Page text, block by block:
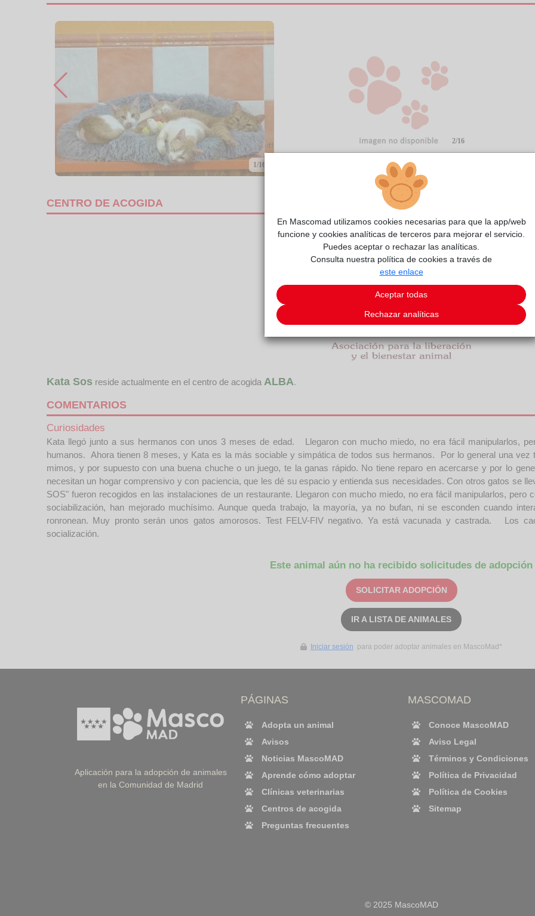
1/16
2/16
CENTRO DE ACOGIDA
Kata Sos reside actualmente en el centro de acogida ALBA.
COMENTARIOS
Curiosidades
Kata llegó junto a sus hermanos con unos 3 meses de edad. Llegaron con mucho miedo, no era fácil manipularlos,
humanos. Ahora tienen 8 meses, y Kata es la más sociable y simpática de todos sus hermanos. Por lo general una
mimos, y por supuesto con una buena chuche o un juego, te la ganas rápido. No tiene reparo en acercarse y por lo
necesitan un hogar comprensivo y con paciencia, que les dé su espacio y entienda sus necesidades. Con otros gatos se
SOS" fueron recogidos en las instalaciones de un restaurante. Llegaron con mucho miedo, no era fácil manipularlos, pero
sociabilización, han mejorado muchísimo. Aunque queda trabajo, la mayoría, ya no bufan, ni se esconden cuando
ronronean. Muy pronto serán unos gatos amorosos. Test FELV-FIV negativo. Ya está vacunada y castrada. Los
socialización.
Este animal aún no ha recibido solicitudes de adopción
SOLICITAR ADOPCIÓN
IR A LISTA DE ANIMALES
Iniciar sesión para poder adoptar animales en MascoMad*
Aplicación para la adopción de animales
en la Comunidad de Madrid
PÁGINAS
Adopta un animal
Avisos
Noticias MascoMAD
Aprende cómo adoptar
Clínicas veterinarias
Centros de acogida
Preguntas frecuentes
MASCOMAD
Conoce MascoMAD
Aviso Legal
Términos y Condiciones
Política de Privacidad
Política de Cookies
Sitemap
© 2025 MascoMAD
En Mascomad utilizamos cookies necesarias para que la app/web
funcione y cookies analíticas de terceros para mejorar el servicio.
Puedes aceptar o rechazar las analíticas.
Consulta nuestra política de cookies a través de
este enlace
Aceptar todas
Rechazar analíticas